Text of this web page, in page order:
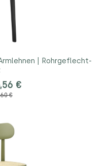
| Rohrgeflecht-
€
€